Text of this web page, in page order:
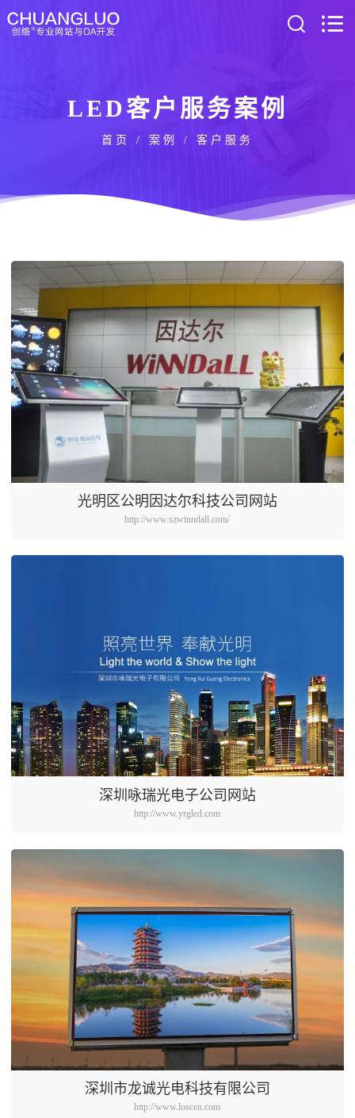
LED客户服务案例
首页 / 案例 / 客户服务
光明区公明因达尔科技公司网站
http://www.szwinndall.com/
深圳咏瑞光电子公司网站
http://www.yrgled.com
深圳市龙诚光电科技有限公司
http://www.loscen.com